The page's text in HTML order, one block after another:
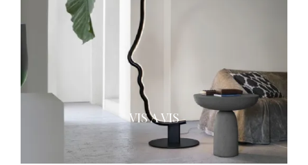
VIS A VIS